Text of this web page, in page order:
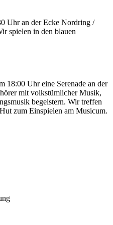
Uhr an der Ecke Nordring /
spielen in den blauen
18:00 Uhr eine Serenade an der
mit volkstümlicher Musik,
begeistern. Wir treffen
zum Einspielen am Musicum.